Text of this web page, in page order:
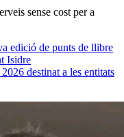
sense cost per a
edició de punts de llibre
Isidre
destinat a les entitats